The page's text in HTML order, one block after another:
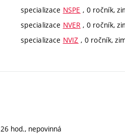
specializace NSPE , 0 ročník,
specializace NVER , 0 ročník,
specializace NVIZ , 0 ročník,
26 hod., nepovinná